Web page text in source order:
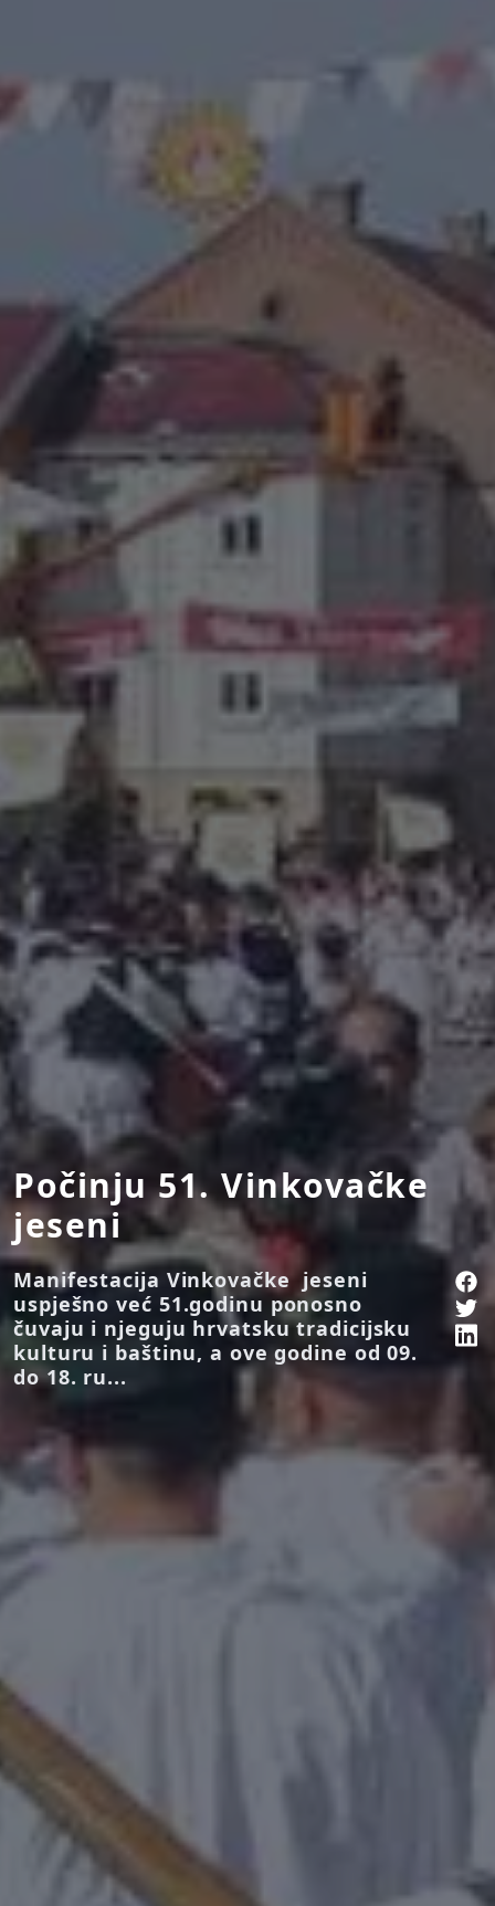
Počinju 51. Vinkovačke
jeseni
Manifestacija Vinkovačke jeseni
uspješno već 51.godinu ponosno
čuvaju i njeguju hrvatsku tradicijsku
kulturu i baštinu, a ove godine od 09.
do 18. ru...